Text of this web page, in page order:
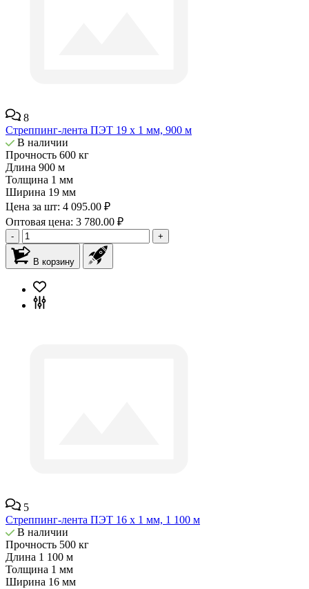
8
Стреппинг-лента ПЭТ 19 х 1 мм, 900 м
В наличии
Прочность 600 кг
Длина 900 м
Толщина 1 мм
Ширина 19 мм
Цена за шт: 4 095.00 ₽
Оптовая цена: 3 780.00 ₽
- +
В корзину
5
Стреппинг-лента ПЭТ 16 х 1 мм, 1 100 м
В наличии
Прочность 500 кг
Длина 1 100 м
Толщина 1 мм
Ширина 16 мм